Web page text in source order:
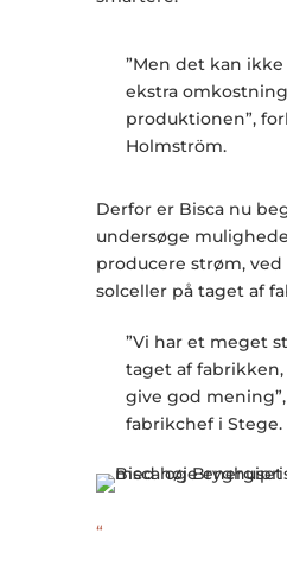
”Men det kan
ekstra
produktionen”,
Holmström.
Derfor er Bisca nu
undersøge
producere strøm,
solceller på taget af
”Vi har et meget
taget af
give god
fabrikchef i Stege.
“